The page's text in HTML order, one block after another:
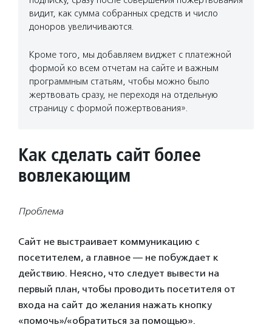
видит, как сумма собранных средств и число
доноров увеличиваются.
Кроме того, мы добавляем виджет с платежной
формой ко всем отчетам на сайте и важным
программным статьям, чтобы можно было
жертвовать сразу, не переходя на отдельную
страницу с формой пожертвования».
Как сделать сайт более
вовлекающим
Проблема
Сайт не выстраивает коммуникацию с
посетителем, а главное — не побуждает к
действию. Неясно, что следует вывести на
первый план, чтобы проводить посетителя от
входа на сайт до желания нажать кнопку
«помочь»/«обратиться за помощью».